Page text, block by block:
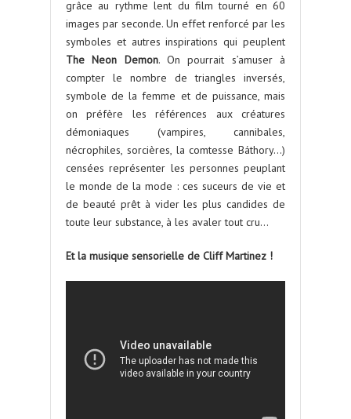
grâce au rythme lent du film tourné en 60
images par seconde. Un effet renforcé par les
symboles et autres inspirations qui peuplent
The Neon Demon. On pourrait s’amuser à
compter le nombre de triangles inversés,
symbole de la femme et de puissance, mais
on préfère les références aux créatures
démoniaques (vampires, cannibales,
nécrophiles, sorcières, la comtesse Báthory…)
censées représenter les personnes peuplant
le monde de la mode : ces suceurs de vie et
de beauté prêt à vider les plus candides de
toute leur substance, à les avaler tout cru…
Et la musique sensorielle de Cliff Martinez !